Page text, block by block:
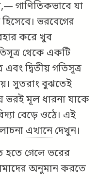
গাণিতিকভাবে যা
ভরবেগের
করে খুব
থেকে একটি
দ্বিতীয় গতিসূত্র
সুতরাং বুঝতেই
ভরই মূল ধারনা যাকে
বেড়ে ওঠে। এই
এখানে দেখুন।
হতে গেলে ভরের
অনুমান করতে